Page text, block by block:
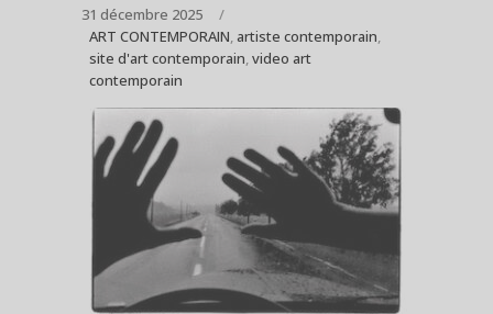
31 décembre 2025
ART CONTEMPORAIN, artiste contemporain,
site d'art contemporain,video art
contemporain